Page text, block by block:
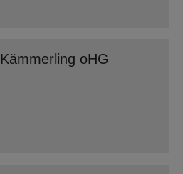
oHG